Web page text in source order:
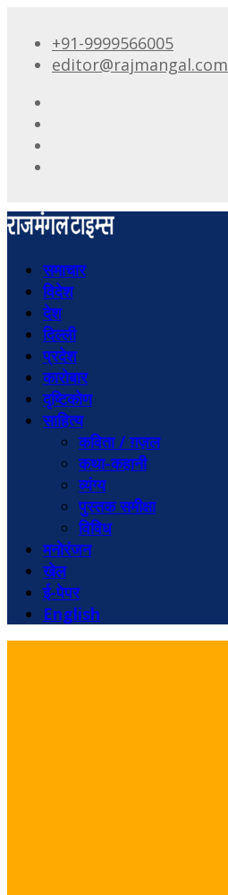
+91-9999566005
editor@rajmangal.com
समाचार
विदेश
देश
दिल्ली
प्रदेश
कारोबार
दृष्टिकोण
साहित्य
कविता / ग़ज़ल
कथा-कहानी
व्यंग्य
पुस्तक समीक्षा
विविध
मनोरंजन
खेल
ई-पेपर
English